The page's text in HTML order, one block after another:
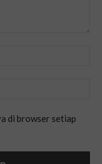
di browser setiap